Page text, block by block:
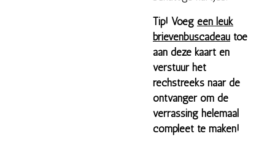
Tip! Voeg een leuk
brievenbuscadeau toe
aan deze kaart en
verstuur het
rechstreeks naar de
ontvanger om de
verrassing helemaal
compleet te maken!